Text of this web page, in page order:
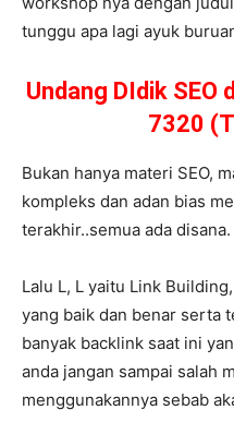
tunggu apa lagi ayuk
Undang DIdik
7320
Bukan hanya materi SEO,
kompleks dan adan bias
terakhir..semua ada disana.
Lalu L, L yaitu Link
yang baik dan benar serta
banyak backlink saat ini
anda jangan sampai salah
menggunakannya sebab